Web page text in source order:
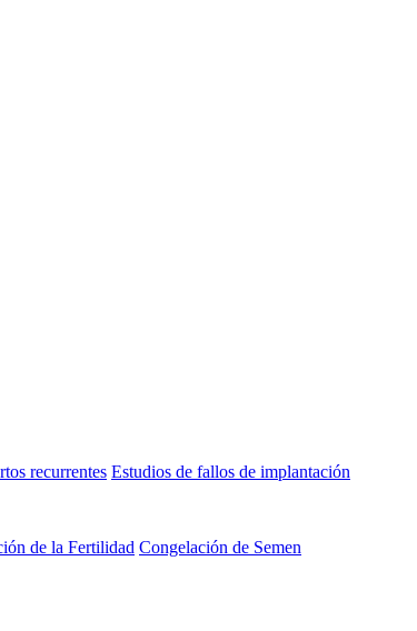
recurrentes Estudios de fallos de implantación
de la Fertilidad Congelación de Semen